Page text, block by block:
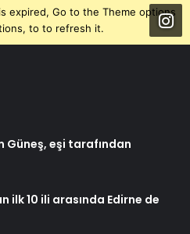
expired, Go to the Theme options
to to refresh it.
Güneş, eşi tarafından
ilk 10 ili arasında Edirne de